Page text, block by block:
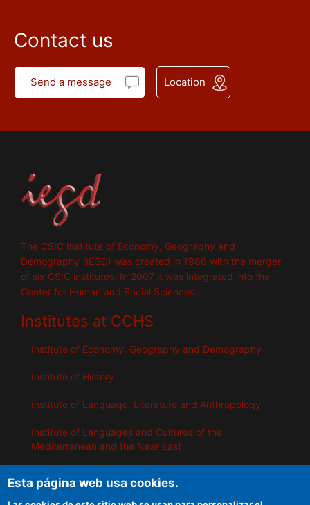
Contact us
Send a message Location
The CSIC Institute of Economy, Geography and
Demography (IEGD) was created in 1986 with the merger
of six CSIC institutes. In 2007 it was integrated into the
Center for Human and Social Sciences.
Institutes at CCHS
Institute of Economy, Geography and Demography
Institute of History
Institute of Language, Literature and Anthropology
Institute of Languages ​​and Cultures of the
Mediterranean and the Near East
Institute of Public Policies and Goods
Esta página web usa cookies.